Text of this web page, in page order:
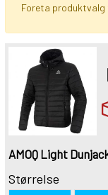
Foreta produktvalg
AMOQ Light
Størrelse